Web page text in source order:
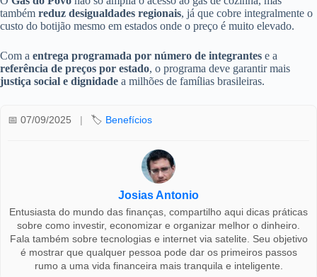
também reduz desigualdades regionais, já que cobre integralmente o
custo do botijão mesmo em estados onde o preço é muito elevado.
Com a entrega programada por número de integrantes e a
referência de preços por estado, o programa deve garantir mais
justiça social e dignidade a milhões de famílias brasileiras.
📅 07/09/2025 | 🏷️ Benefícios
Josias Antonio
Entusiasta do mundo das finanças, compartilho aqui dicas práticas
sobre como investir, economizar e organizar melhor o dinheiro.
Fala também sobre tecnologias e internet via satelite. Seu objetivo
é mostrar que qualquer pessoa pode dar os primeiros passos
rumo a uma vida financeira mais tranquila e inteligente.